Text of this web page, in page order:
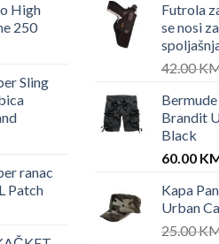
High
250
Sling
ranac
Patch
Futrola
se nosi
42.00
Brandit
Black
60.00
Kapa
Urban
25.00